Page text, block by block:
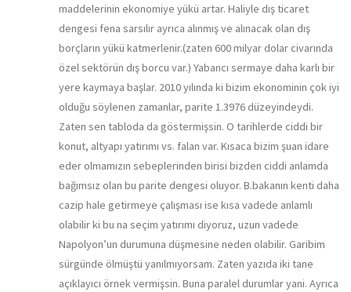
maddelerinin ekonomiye yükü artar. Haliyle dış ticaret
dengesi fena sarsılır ayrıca alınmış ve alınacak olan dış
borçların yükü katmerlenir.(zaten 600 milyar dolar civarında
özel sektörün dış borcu var.) Yabancı sermaye daha karlı bir
yere kaymaya başlar. 2010 yılında ki bizim ekonominin çok iyi
olduğu söylenen zamanlar, parite 1.3976 düzeyindeydi.
Zaten sen tabloda da göstermişsin. O tarihlerde ciddi bir
konut, altyapı yatırımı vs. falan var. Kısaca bizim şuan idare
eder olmamızın sebeplerinden birisi bizden ciddi anlamda
bağımsız olan bu parite dengesi oluyor. B.bakanın kenti daha
cazip hale getirmeye çalışması ise kısa vadede anlamlı
olabilir ki bu na seçim yatırımı diyoruz, uzun vadede
Napolyon’un durumuna düşmesine neden olabilir. Garibim
sürgünde ölmüştü yanılmıyorsam. Zaten yazıda iki tane
açıklayıcı örnek vermişsin. Buna paralel durumlar yani. Ayrıca